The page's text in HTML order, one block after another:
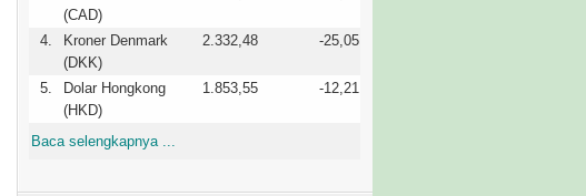
(CAD)
4.
Kroner Denmark
(DKK)
2.332,48 -25,05
5.
Dolar Hongkong
(HKD)
1.853,55 -12,21
Baca selengkapnya ...